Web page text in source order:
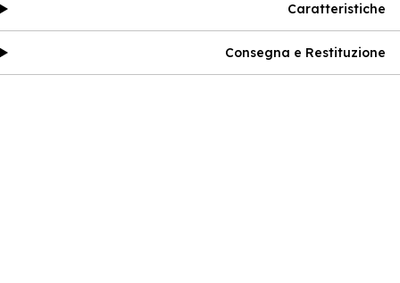
Caratteristiche
Consegna e Restituzione